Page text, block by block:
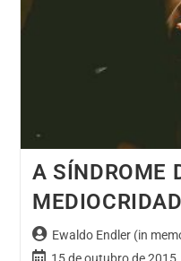
A SÍNDROME
Ewaldo Endler (in